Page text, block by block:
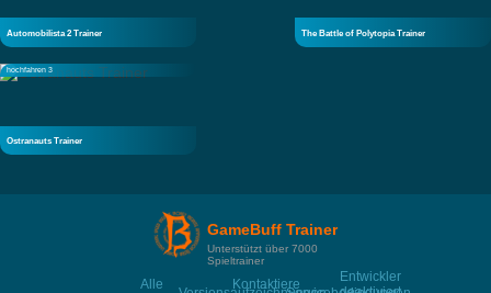
Automobilista 2 Trainer The Battle of Polytopia Trainer
hochfahren 3
Ostranauts Trainer
GameBuff Trainer
Unterstützt über 7000
Spieltrainer
Alle
Kontaktiere
Entwickler